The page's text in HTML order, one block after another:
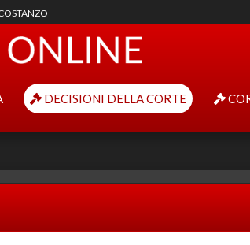
DECISIONI DELLA CORTE